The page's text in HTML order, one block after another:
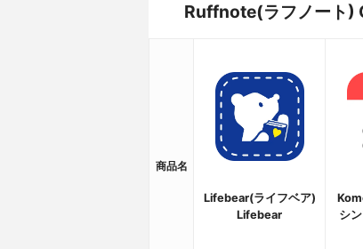
Ruffnote(ラフノート)
商品名
Lifebear(ライフベア)
Lifebear
シ